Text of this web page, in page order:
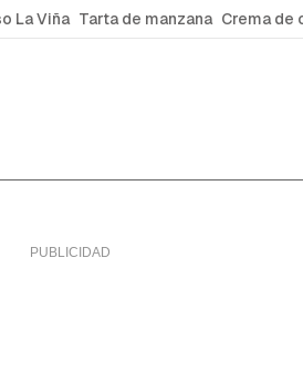
La Viña Tarta de manzana Crema de